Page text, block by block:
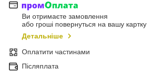
Ви отримаєте замовлення
або гроші повернуться на вашу картку
Детальніше
Оплатити частинами
Післяплата